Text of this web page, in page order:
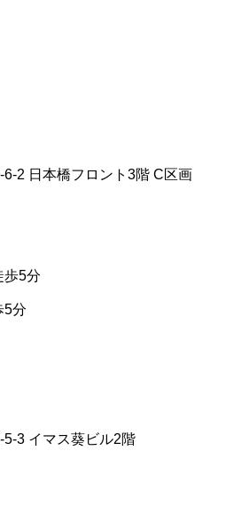
2 日本橋フロント3階 C区画
歩5分
5分
3 イマス葵ビル2階